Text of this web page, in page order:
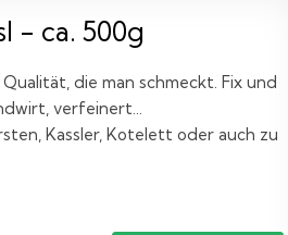
- ca. 500g
die man schmeckt. Fix und
verfeinert...
Kassler, Kotelett oder auch zu